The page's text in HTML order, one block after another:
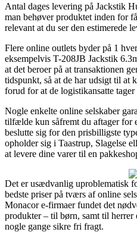
Antal dages levering på Jackstik
man behøver produktet inden for
relevant at du ser den estimerede
Flere online outlets byder på 1
eksempelvis T-208JB Jackstik
at det beroer på at transaktionen
tidspunkt, så at de har udsigt til at
forud for at de logistikansatte tager
Nogle enkelte online selskaber
tilfælde kun såfremt du aftager for
beslutte sig for den prisbilligste
opholder sig i Taastrup, Slagelse
at levere dine varer til en
Det er usædvanlig uproblematisk
bedste priser på tværs af online
Monacor e-firmaer fundet det
produkter – til børn, samt til herrer
nogle gange sikre fri fragt.